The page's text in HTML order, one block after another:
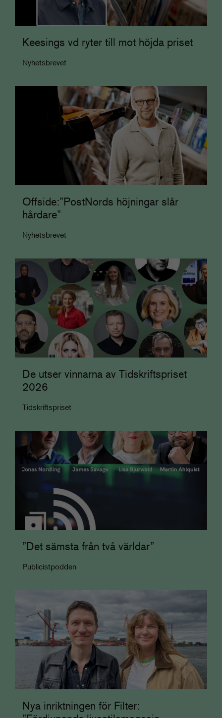
Keesings vd ryter till mot höjda priset
Nyhetsbrevet
Offside:”PostNords höjningar slår
hårdare”
Nyhetsbrevet
De utser vinnarna av Tidskriftspriset
2026
Tidskriftspriset
”Det sämsta från två världar”
Publicistpodden
Nya inriktningen för Filter: